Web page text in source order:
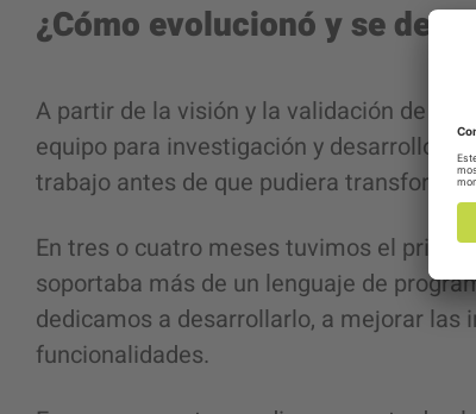
¿Cómo evolucionó y se
A partir de la visión y la validación de
equipo para investigación y desarrollo
trabajo antes de que pudiera
En tres o cuatro meses tuvimos el
soportaba más de un lenguaje de
dedicamos a desarrollarlo, a mejorar
funcionalidades.